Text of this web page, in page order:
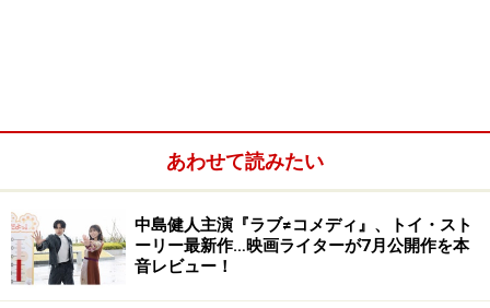
通して甘く切なく流れています。
その俳優さん達による楽器の演奏も勿論見どころの1つ
なのですが、是非注目して頂きたいのがヒロイン・まど
かを演じる吉田日出子さんが歌う何とも個性的で魅力的
なナンバーの数々です。作品オリジナルの「ウェルカム
あわせて読みたい
中島健人主演『ラブ≠コメディ』、トイ・スト
ーリー最新作…映画ライターが7月公開作を本
音レビュー！